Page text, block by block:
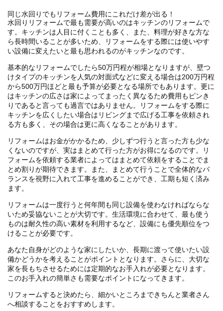
同じ水回りでもリフォーム費用にこれだけ差が出る！
水回りリフォームで最も需要が高いのはキッチンのリフォームで
す。キッチンは人目に付くことも多く、また、料理が好きな方な
ら長時間いることが多いため、リフォームをする際には使いやす
い設備に変えたいと最も思われるのがキッチンなのです。
基本的なリフォームでしたら50万円程が相場となりますが、壁つ
けタイプのキッチンを人気の対面式などに変える場合は200万円程
から500万円ほどと最も予算が必要となる場所でもあります。更に
はキッチンの広さは家によってまったく異なるため費用もピンき
りであると言っても過言ではありません。リフォームをする際に
キッチンを広くしたい場合はリビングまで広げる工事を依頼され
る方も多く、その場合は更に高くなることがあります。
リフォームはお金がかかるため、少しずつ行うと言った方も少な
くないのですが、実はまとめて行った方がお得になるのです。リ
フォームを依頼する業者によってはまとめて依頼をすることでま
とめ割りが期待できます。また、まとめて行うことで全体的なバ
ランスを視野に入れて工事を進めることができ、工期も短く済み
ます。
リフォームは一度行うと何年間も同じ設備を使わなければならな
いため妥協ないことが大切です。生活環境に合わせて、最も使う
ものは耐久性の高い素材を利用するなど、設備にも優先順位をつ
けることが必要です。
あなた自身がどのような家にしたいか、長期に渡って使いたい設
備かどうかを考えることがポイントとなります。さらに、大切な
家を長もちさせるためには定期的なお手入れが必要となります。
このお手入れの簡単さも需要なポイントになってきます。
リフォームすると決めたら、細かいところまできちんと業者さん
へ相談することをおすすめします。